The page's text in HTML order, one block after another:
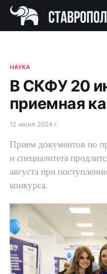
НАУКА
В СКФУ 20
приемная
12 июня 2024 г.
Прием документов по
и специалитета
августа при
конкурса.